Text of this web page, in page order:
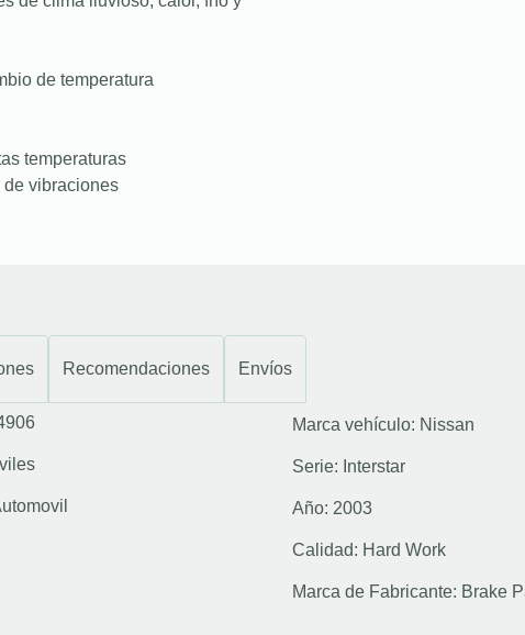
de temperatura
temperaturas
de vibraciones
Recomendaciones Envíos
Marca vehículo: Nissan
Serie: Interstar
Año: 2003
Calidad: Hard Work
Marca de Fabricante: Brake